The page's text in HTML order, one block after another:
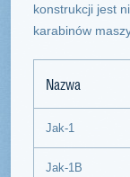
konstrukcji jest
karabinów
Nazwa
Jak-1
Jak-1B